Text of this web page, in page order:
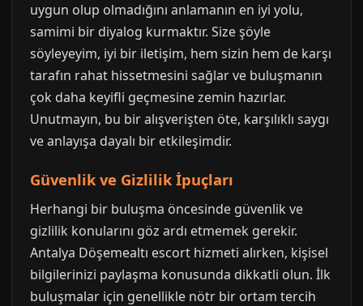
uygun olup olmadığını anlamanın en iyi yolu,
samimi bir diyalog kurmaktır. Size şöyle
söyleyeyim, iyi bir iletişim, hem sizin hem de karşı
tarafın rahat hissetmesini sağlar ve buluşmanın
çok daha keyifli geçmesine zemin hazırlar.
Unutmayın, bu bir alışverişten öte, karşılıklı saygı
ve anlayışa dayalı bir etkileşimdir.
Güvenlik ve Gizlilik İpuçları
Herhangi bir buluşma öncesinde güvenlik ve
gizlilik konularını göz ardı etmemek gerekir.
Antalya Döşemealtı escort hizmeti alırken, kişisel
bilgilerinizi paylaşma konusunda dikkatli olun. İlk
buluşmalar için genellikle nötr bir ortam tercih